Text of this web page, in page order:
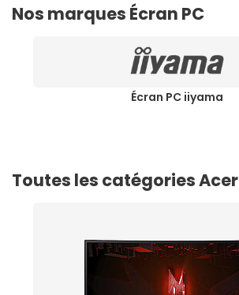
Nos marques Écran PC
Écran PC iiyama
Toutes les catégories Acer